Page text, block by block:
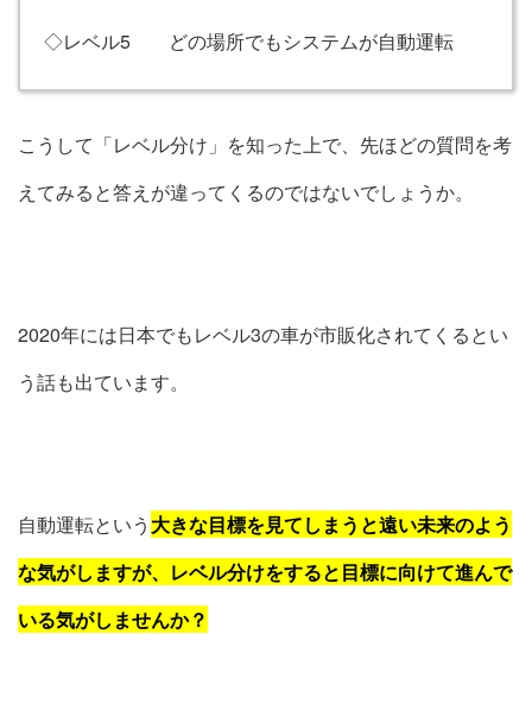
◇レベル5 どの場所でもシステムが自動運転
こうして「レベル分け」を知った上で、先ほどの質問を考
えてみると答えが違ってくるのではないでしょうか。
2020年には日本でもレベル3の車が市販化されてくるとい
う話も出ています。
自動運転という 大きな目標を見てしまうと遠い未来のよう
な気がしますが、レベル分けをすると目標に向けて進んで
いる気がしませんか？